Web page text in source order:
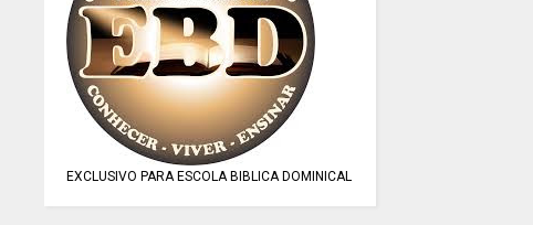
EXCLUSIVO PARA ESCOLA BIBLICA DOMINICAL